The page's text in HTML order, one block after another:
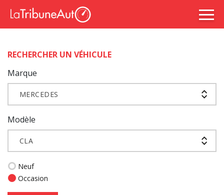
RECHERCHER UN VÉHICULE
Marque
MERCEDES
Modèle
CLA
Neuf
Occasion